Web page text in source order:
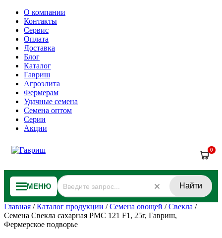
О компании
Контакты
Сервис
Оплата
Доставка
Блог
Каталог
Гавриш
Агроэлита
Фермерам
Удачные семена
Семена оптом
Серии
Акции
0
МЕНЮ Найти
Главная /Каталог продукции /Семена овощей /Свекла /
Семена Свекла сахарная РМС 121 F1, 25г, Гавриш,
Фермерское подворье